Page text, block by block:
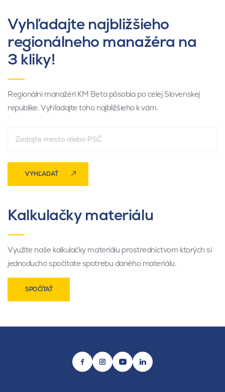
Vyhľadajte najbližšieho
regionálneho manažéra na
3 kliky!
Regionálni manažéri KM Beta pôsobia po celej Slovenskej
republike. Vyhľadajte toho najbližšieho k vám.
VYHĽADAŤ
Kalkulačky materiálu
Využite naše kalkulačky materiálu prostredníctvom ktorých si
jednoducho spočítate spotrebu daného materiálu.
SPOČÍTAŤ